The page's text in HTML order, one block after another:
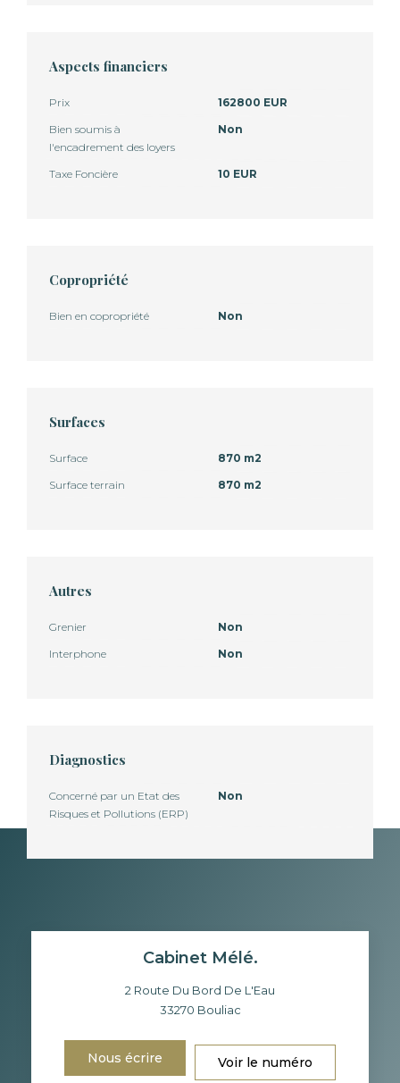
Aspects financiers
Prix
162800 EUR
Bien soumis à
l'encadrement des loyers
Non
Taxe Foncière 10 EUR
Copropriété
Bien en copropriété Non
Surfaces
Surface
870 m2
Surface terrain
870 m2
Autres
Grenier
Non
Interphone
Non
Diagnostics
Concerné par un Etat des
Risques et Pollutions (ERP)
Non
Cabinet Mélé.
2 Route Du Bord De L'Eau
33270 Bouliac
Nous écrire Voir le numéro